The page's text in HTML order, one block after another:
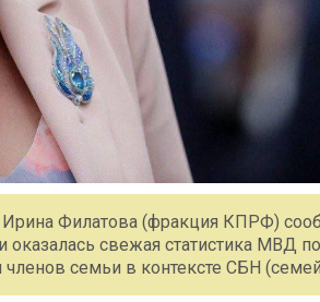
Филатова (фракция КПРФ)
оказалась свежая статистика МВД
семьи в контексте СБН